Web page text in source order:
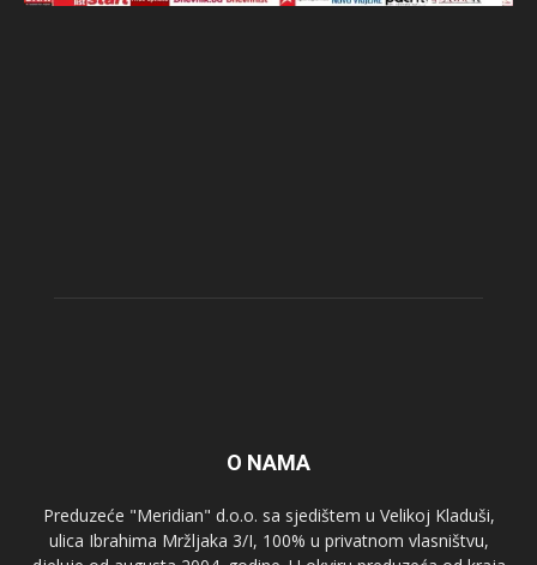
O NAMA
Preduzeće "Meridian" d.o.o. sa sjedištem u Velikoj Kladuši,
ulica Ibrahima Mržljaka 3/I, 100% u privatnom vlasništvu,